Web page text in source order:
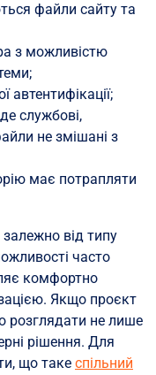
файли сайту та
з можливістю
автентифікації;
службові,
не змішані з
має потрапляти
від типу
часто
комфортно
Якщо проєкт
розглядати не лише
рішення. Для
що таке спільний